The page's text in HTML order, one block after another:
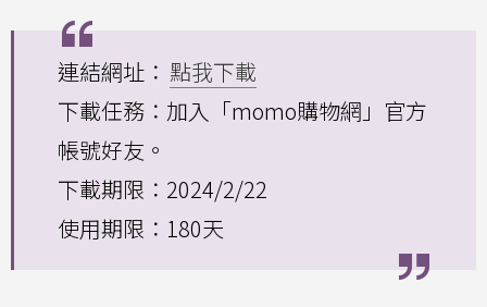
連結網址： 點我下載
下載任務：加入「momo購物網」官方
帳號好友。
下載期限：2024/2/22
使用期限：180天